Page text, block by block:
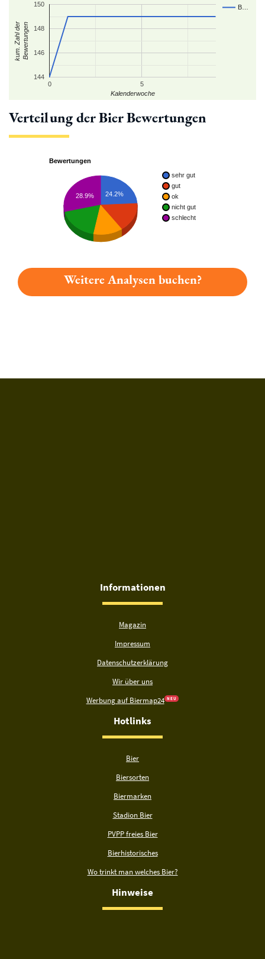
B…
0 5
144
146
148
150
Kalenderwoche
kum. Zahl derBewertungen
Verteilung der Bier Bewertungen
Bewertungen
sehr gut
gut
ok
nicht gut
schlecht
24.2%
28.9%
Weitere Analysen buchen?
Informationen
Magazin
Impressum
Datenschutzerklärung
Wir über uns
Werbung auf Biermap24 N E U
Hotlinks
Bier
Biersorten
Biermarken
Stadion Bier
PVPP freies Bier
Bierhistorisches
Wo trinkt man welches Bier?
Hinweise